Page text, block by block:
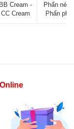
BB Cream -
CC Cream
Phấn nén -
Phấn phủ